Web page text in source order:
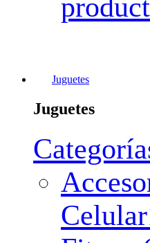
Juguetes
Juguetes
Celular